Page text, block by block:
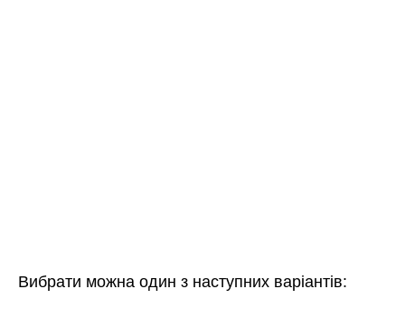
Вибрати можна один з наступних варіантів: